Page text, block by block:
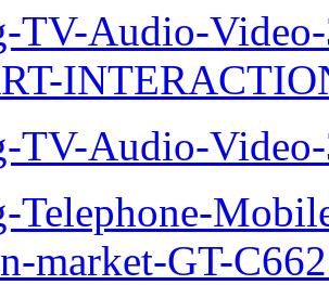
TV-Audio-
TV-Audio-
Telephone-
market-GT-